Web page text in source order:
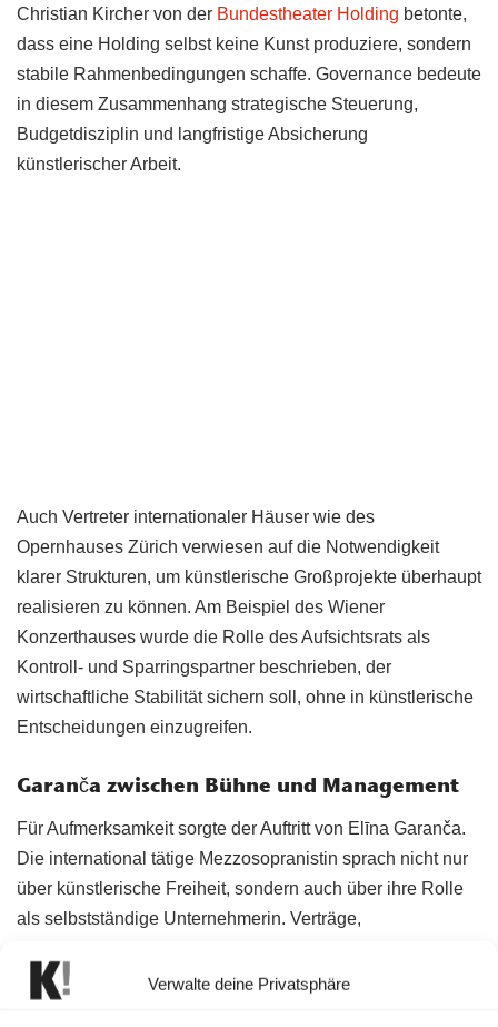
Verwalte deine Privatsphäre
Christian Kircher von der Bundestheater Holding betonte,
dass eine Holding selbst keine Kunst produziere, sondern
stabile Rahmenbedingungen schaffe. Governance bedeute
in diesem Zusammenhang strategische Steuerung,
Budgetdisziplin und langfristige Absicherung
künstlerischer Arbeit.
Auch Vertreter internationaler Häuser wie des
Opernhauses Zürich verwiesen auf die Notwendigkeit
klarer Strukturen, um künstlerische Großprojekte überhaupt
realisieren zu können. Am Beispiel des Wiener
Konzerthauses wurde die Rolle des Aufsichtsrats als
Kontroll- und Sparringspartner beschrieben, der
wirtschaftliche Stabilität sichern soll, ohne in künstlerische
Entscheidungen einzugreifen.
Garanča zwischen Bühne und Management
Für Aufmerksamkeit sorgte der Auftritt von Elīna Garanča.
Die international tätige Mezzosopranistin sprach nicht nur
über künstlerische Freiheit, sondern auch über ihre Rolle
als selbstständige Unternehmerin. Verträge,
gehörten ebenso zu ihrem Berufsalltag wie Proben und